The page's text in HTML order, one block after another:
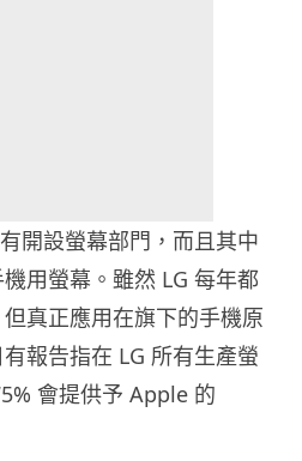
開設螢幕部門，而且其中
用螢幕。雖然 LG 每年都
真正應用在旗下的手機原
報告指在 LG 所有生產螢
會提供予 Apple 的